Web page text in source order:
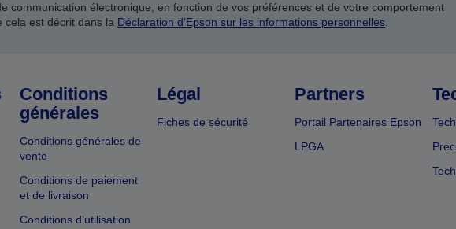
communication électronique, en fonction de vos préférences et de votre comportement
cela est décrit dans la Déclaration d’Epson sur les informations personnelles.
Conditions
générales
Conditions générales de
vente
Conditions de paiement
et de livraison
Conditions d’utilisation
Légal
Fiches de sécurité
Partners
Portail Partenaires Epson
LPGA